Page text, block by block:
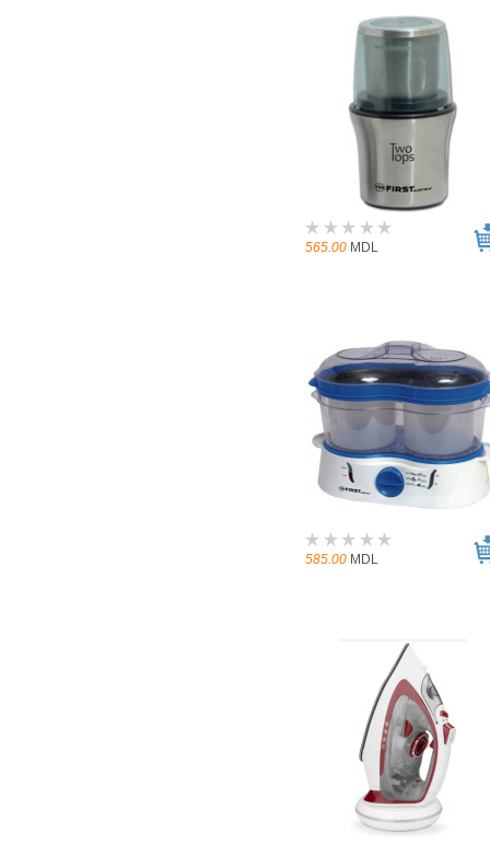
565.00 MDL
585.00 MDL